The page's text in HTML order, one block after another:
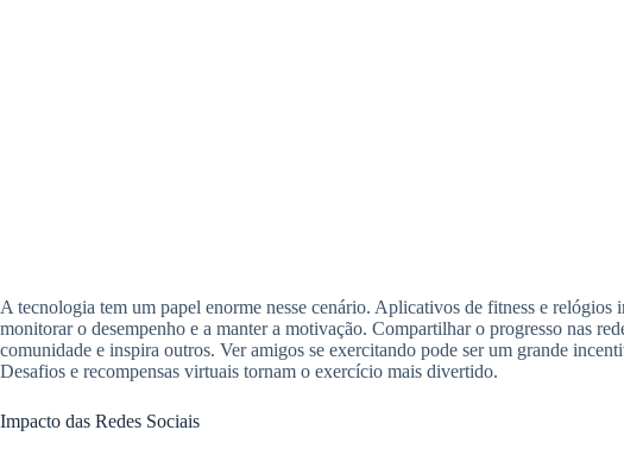
A tecnologia tem um papel enorme nesse cenário. Aplicativos de fitness e relógios
monitorar o desempenho e a manter a motivação. Compartilhar o progresso nas
comunidade e inspira outros. Ver amigos se exercitando pode ser um grande
Desafios e recompensas virtuais tornam o exercício mais divertido.
Impacto das Redes Sociais